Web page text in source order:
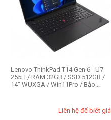
Lenovo ThinkPad T14 Gen 6 - U7
255H / RAM 32GB / SSD 512GB /
14" WUXGA / Win11Pro / Bảo...
Liên hệ để biết giá